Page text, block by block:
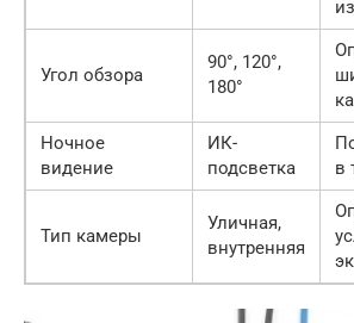
Угол обзора
90°, 120°,
180°
Ночное
видение
ИК-
подсветка
в
Тип камеры
Уличная,
внутренняя